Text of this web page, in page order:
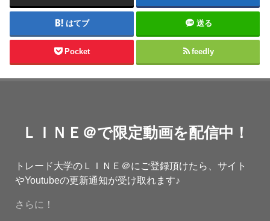
はてブ 送る
Pocket feedly
ＬＩＮＥ＠で限定動画を配信中！
トレード大学のＬＩＮＥ＠にご登録頂けたら、サイト
やYoutubeの更新通知が受け取れます♪
さらに！